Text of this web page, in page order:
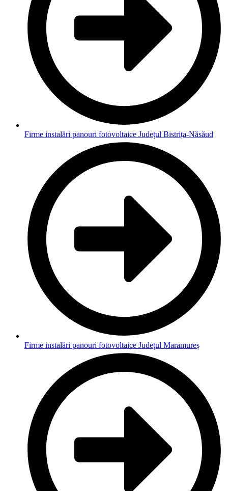
Firme instalări panouri fotovoltaice Județul Bistrița-Năsăud
Firme instalări panouri fotovoltaice Județul Maramureș